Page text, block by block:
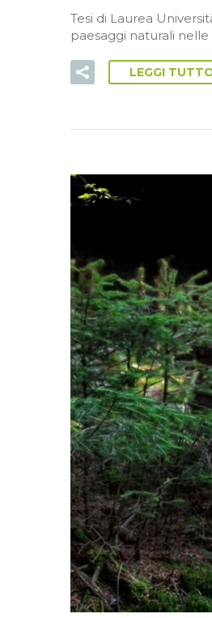
Tesi di Laurea
paesaggi naturali nelle
LEGGI